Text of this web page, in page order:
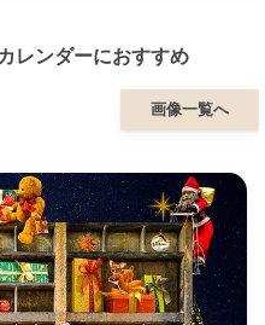
レンダーにおすすめ
画像一覧へ